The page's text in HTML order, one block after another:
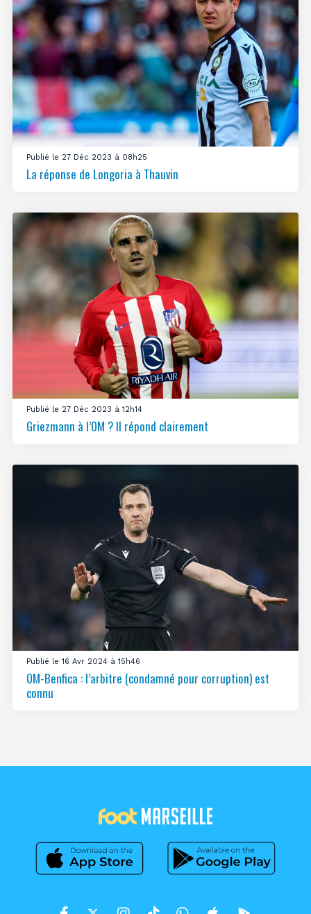
Publié le 27 Déc 2023 à 08h25
La réponse de Longoria à Thauvin
Publié le 27 Déc 2023 à 12h14
Griezmann à l’OM ? Il répond clairement
Publié le 16 Avr 2024 à 15h46
OM-Benfica : l’arbitre (condamné pour corruption) est
connu